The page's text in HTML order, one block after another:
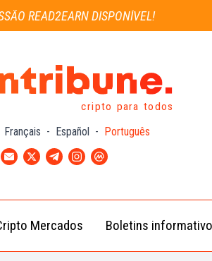
READ2EARN DISPONÍVEL!
cripto para todos
Français - Español - Português
Notícias
Cripto
Mercados
(BTC)
Boletins